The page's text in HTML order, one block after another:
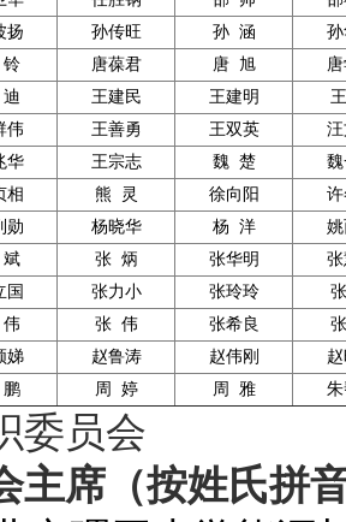
扬 孙传旺 孙 涵
铃 唐葆君 唐 旭
迪 王建民 王建明
王
伟 王善勇 王双英
华 王宗志 魏 楚
相 熊 灵 徐向阳
勋 杨晓华 杨 洋
斌 张 炳 张华明
国 张力小 张玲玲
张
伟 张 伟 张希良
张
娣 赵鲁涛 赵伟刚
鹏 周 婷 周 雅
委员会
主席（按姓氏拼